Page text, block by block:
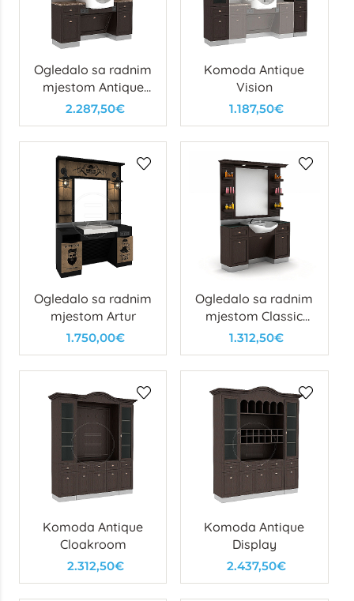
Ogledalo sa radnim
mjestom Antique
Man
2.287,50€
Komoda Antique
Vision
1.187,50€
Ogledalo sa radnim
mjestom Artur
1.750,00€
Ogledalo sa radnim
mjestom Classic
Man
1.312,50€
Komoda Antique
Cloakroom
2.312,50€
Komoda Antique
Display
2.437,50€